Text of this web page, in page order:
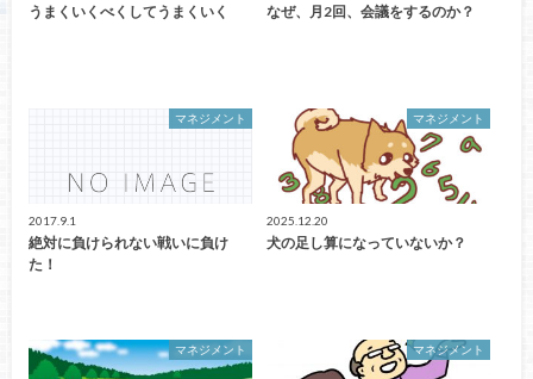
うまくいくべくしてうまくいく なぜ、月2回、会議をするのか？
マネジメント
2017.9.1
絶対に負けられない戦いに負け
た！
マネジメント
2025.12.20
犬の足し算になっていないか？
マネジメント マネジメント